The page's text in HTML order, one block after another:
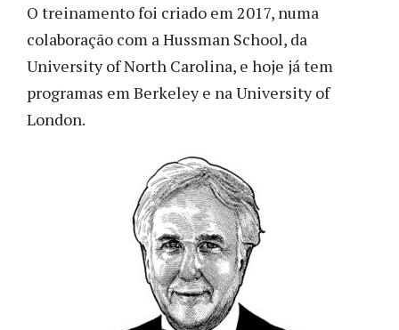
O treinamento foi criado em 2017, numa
colaboração com a Hussman School, da
University of North Carolina, e hoje já tem
programas em Berkeley e na University of
London.